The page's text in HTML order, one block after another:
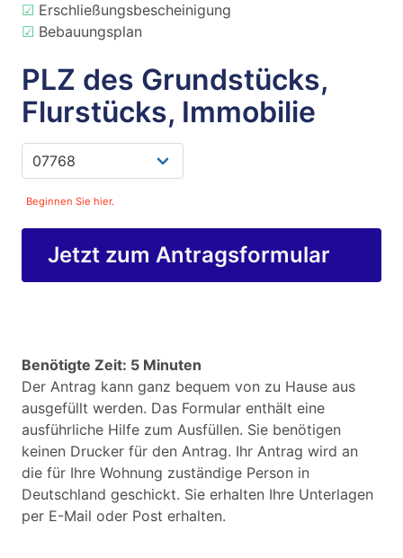
☑ Erschließungsbescheinigung
☑ Bebauungsplan
PLZ des Grundstücks,
Flurstücks, Immobilie
Beginnen Sie hier.
Jetzt zum Antragsformular
Benötigte Zeit: 5 Minuten
Der Antrag kann ganz bequem von zu Hause aus
ausgefüllt werden. Das Formular enthält eine
ausführliche Hilfe zum Ausfüllen. Sie benötigen
keinen Drucker für den Antrag. Ihr Antrag wird an
die für Ihre Wohnung zuständige Person in
Deutschland geschickt. Sie erhalten Ihre Unterlagen
per E-Mail oder Post erhalten.